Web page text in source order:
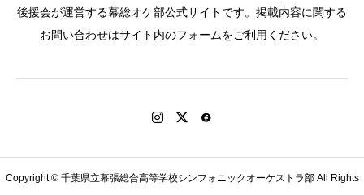
後援会が運営する幕総オケ部公式サイトです。掲載内容に関する
お問い合わせはサイト内のフォームをご利用ください。
Copyright © 千葉県立幕張総合高等学校シンフォニックオーケストラ部 All Rights